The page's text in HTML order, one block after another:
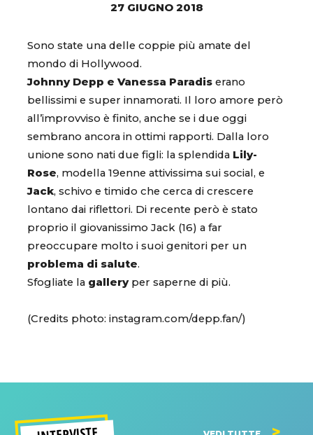
27 GIUGNO 2018
Sono state una delle coppie più amate del
mondo di Hollywood.
Johnny Depp e Vanessa Paradis erano
bellissimi e super innamorati. Il loro amore però
all’improvviso è finito, anche se i due oggi
sembrano ancora in ottimi rapporti. Dalla loro
unione sono nati due figli: la splendida Lily-
Rose, modella 19enne attivissima sui social, e
Jack, schivo e timido che cerca di crescere
lontano dai riflettori. Di recente però è stato
proprio il giovanissimo Jack (16) a far
preoccupare molto i suoi genitori per un
problema di salute.
Sfogliate la galleryper saperne di più.
(Credits photo: instagram.com/depp.fan/)